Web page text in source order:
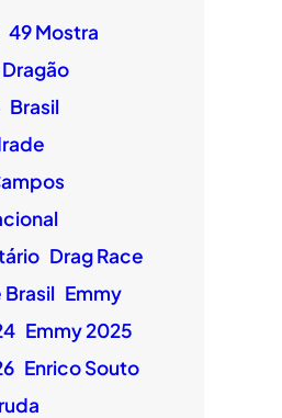
49 Mostra
Brasil
Drag Race
Brasil Emmy
Emmy 2025
Enrico Souto